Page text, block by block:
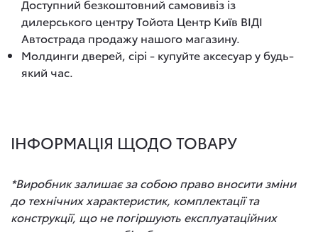
Доступний безкоштовний самовивіз із
дилерського центру Тойота Центр Київ ВІДІ
Автострада продажу нашого магазину.
Молдинги дверей, сірі - купуйте аксесуар у будь-
який час.
ІНФОРМАЦІЯ ЩОДО ТОВАРУ
*Виробник залишає за собою право вносити зміни
до технічних характеристик, комплектації та
конструкції, що не погіршують експлуатаційних